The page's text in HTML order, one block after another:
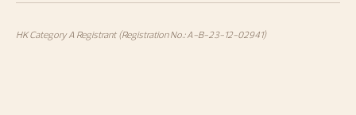
HK Category A Registrant (Registration No.: A-B-23-12-02941)